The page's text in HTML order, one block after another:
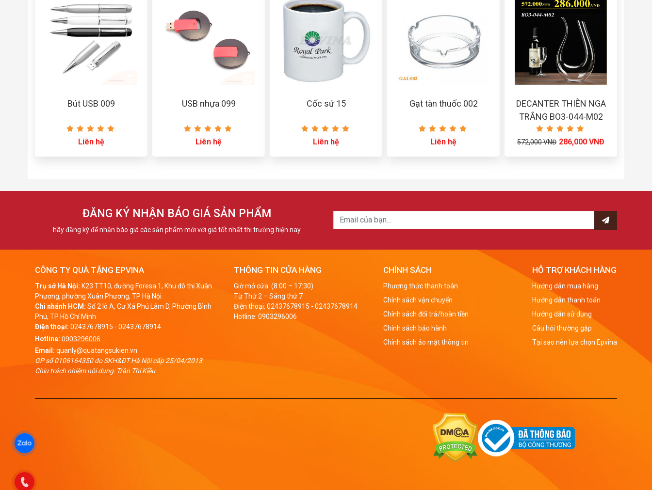
Bút USB 009
Liên hệ
USB nhựa 099
Liên hệ
Cốc sứ 15
Liên hệ
Gạt tàn thuốc 002
Liên hệ
DECANTER THIÊN NGA
TRẮNG BO3-044-M02
572,000 VNĐ 286,000 VNĐ
ĐĂNG KÝ NHẬN BÁO GIÁ SẢN PHẨM
hãy đăng ký để nhận báo giá các sản phẩm mới với giá tốt nhất thi trường hiện nay
CÔNG TY QUÀ TẶNG EPVINA
Trụ sở Hà Nội: K23 TT10, đường Foresa 1, Khu đô thị Xuân
Phương, phường Xuân Phương, TP Hà Nội
Chi nhánh HCM: Số 2 lô A, Cư Xá Phú Lâm D, Phường Bình
Phú, TP Hồ Chí Minh
Điện thoại: 02437678915 - 02437678914
Hotline: 0903296006
Email: quanly@quatangsukien.vn
GP số 0106164350 do SKH&ĐT Hà Nội cấp 25/04/2013
Chịu trách nhiệm nội dung: Trần Thị Kiều
THÔNG TIN CỬA HÀNG
Giờ mở cửa: (8:00 – 17:30)
Từ Thứ 2 – Sáng thứ 7
Điện thoại: 02437678915 - 02437678914
Hotline: 0903296006
CHÍNH SÁCH
Phương thức thanh toán
Chính sách vận chuyển
Chính sách đổi trả/hoàn tiền
Chính sách bảo hành
Chính sách ảo mật thông tin
HỖ TRỢ KHÁCH HÀNG
Hướng dẫn mua hàng
Hướng dẫn thanh toán
Hướng dẫn sử dụng
Câu hỏi thường gặp
Tại sao nên lựa chọn Epvina